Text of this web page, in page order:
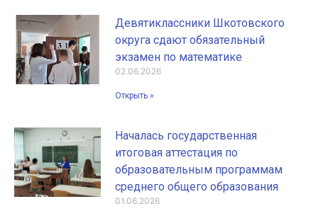
Девятиклассники Шкотовского
округа сдают обязательный
экзамен по математике
02.06.2026
Открыть »
Началась государственная
итоговая аттестация по
образовательным программам
среднего общего образования
01.06.2026